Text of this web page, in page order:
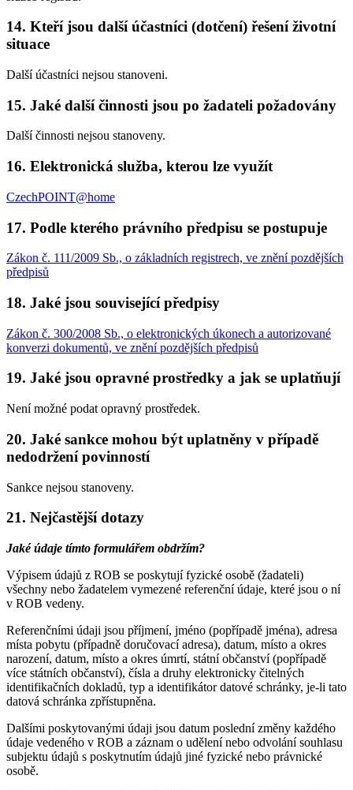
14. Kteří jsou další účastníci (dotčení) řešení životní
situace
Další účastníci nejsou stanoveni.
15. Jaké další činnosti jsou po žadateli požadovány
Další činnosti nejsou stanoveny.
16. Elektronická služba, kterou lze využít
CzechPOINT@home
17. Podle kterého právního předpisu se postupuje
Zákon č. 111/2009 Sb., o základních registrech, ve znění pozdějších
předpisů
18. Jaké jsou související předpisy
Zákon č. 300/2008 Sb., o elektronických úkonech a autorizované
konverzi dokumentů, ve znění pozdějších předpisů
19. Jaké jsou opravné prostředky a jak se uplatňují
Není možné podat opravný prostředek.
20. Jaké sankce mohou být uplatněny v případě
nedodržení povinností
Sankce nejsou stanoveny.
21. Nejčastější dotazy
Jaké údaje tímto formulářem obdržím?
Výpisem údajů z ROB se poskytují fyzické osobě (žadateli)
všechny nebo žadatelem vymezené referenční údaje, které jsou o ní
v ROB vedeny.
Referenčními údaji jsou příjmení, jméno (popřípadě jména), adresa
místa pobytu (případně doručovací adresa), datum, místo a okres
narození, datum, místo a okres úmrtí, státní občanství (popřípadě
více státních občanství), čísla a druhy elektronicky čitelných
identifikačních dokladů, typ a identifikátor datové schránky, je-li tato
datová schránka zpřístupněna.
Dalšími poskytovanými údaji jsou datum poslední změny každého
údaje vedeného v ROB a záznam o udělení nebo odvolání souhlasu
subjektu údajů s poskytnutím údajů jiné fyzické nebo právnické
osobě.